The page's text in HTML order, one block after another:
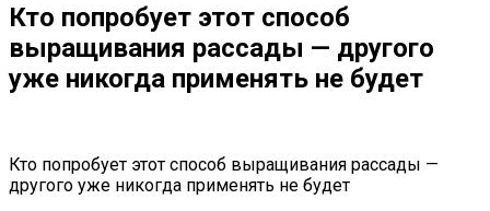
Кто попробует этот способ
выращивания рассады — другого
уже никогда применять не будет
Кто попробует этот способ выращивания рассады —
другого уже никогда применять не будет